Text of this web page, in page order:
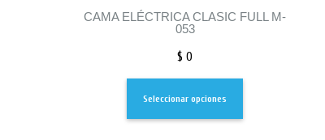
CAMA ELÉCTRICA CLASIC FULL M-
053
$ 0
Seleccionar opciones